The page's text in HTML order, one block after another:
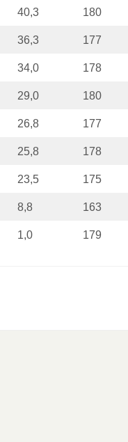
40,3 180
36,3 177
34,0 178
29,0 180
26,8 177
25,8 178
23,5 175
8,8 163
1,0 179